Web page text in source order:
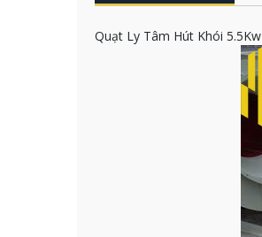
Quạt Ly Tâm Hút Khói 5.5Kw